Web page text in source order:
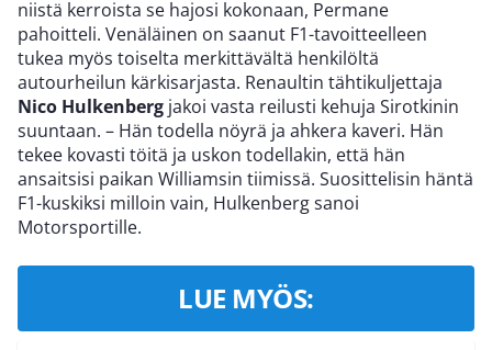
niistä kerroista se hajosi kokonaan, Permane
pahoitteli. Venäläinen on saanut F1-tavoitteelleen
tukea myös toiselta merkittävältä henkilöltä
autourheilun kärkisarjasta. Renaultin tähtikuljettaja
Nico Hulkenberg jakoi vasta reilusti kehuja Sirotkinin
suuntaan. – Hän todella nöyrä ja ahkera kaveri. Hän
tekee kovasti töitä ja uskon todellakin, että hän
ansaitsisi paikan Williamsin tiimissä. Suosittelisin häntä
F1-kuskiksi milloin vain, Hulkenberg sanoi
Motorsportille.
LUE MYÖS: